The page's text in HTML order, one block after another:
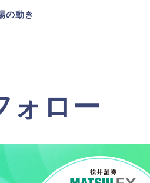
の動き
ォロー